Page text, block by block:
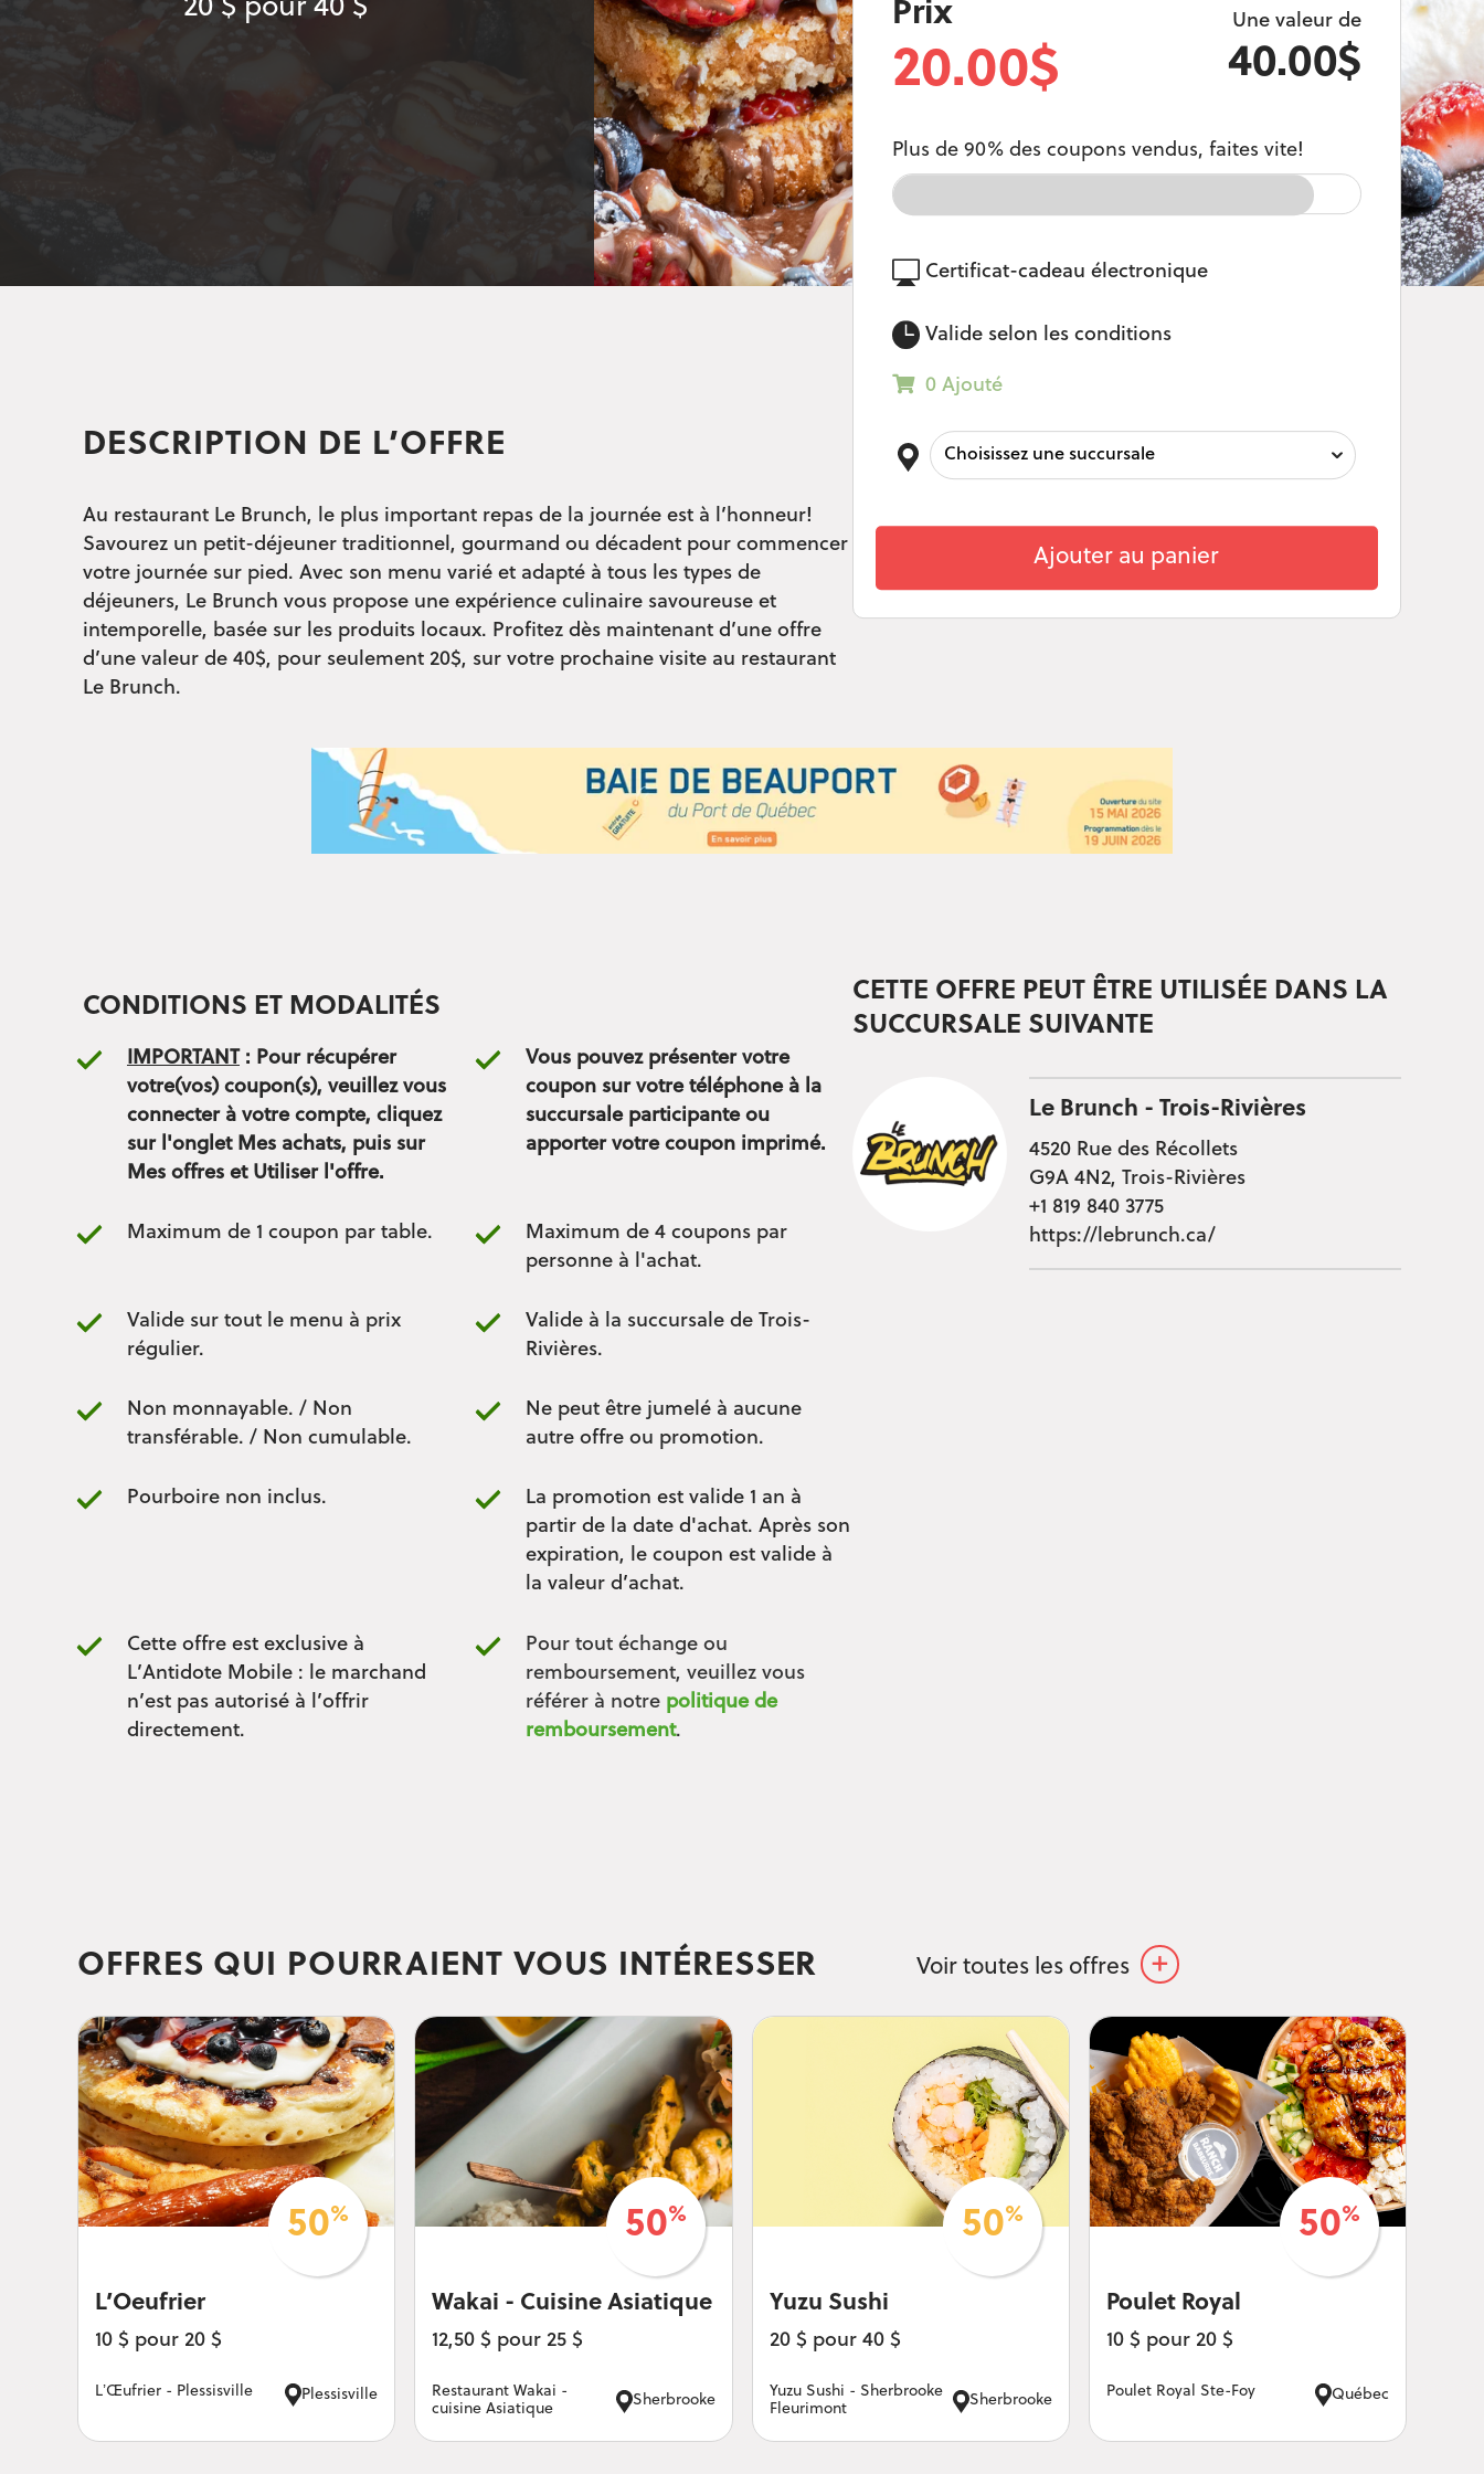
20 $ pour 40 $
DESCRIPTION DE L’OFFRE
Au restaurant Le Brunch, le plus important repas de la journée est à l’honneur!
Savourez un petit-déjeuner traditionnel, gourmand ou décadent pour commencer
votre journée sur pied. Avec son menu varié et adapté à tous les types de
déjeuners, Le Brunch vous propose une expérience culinaire savoureuse et
intemporelle, basée sur les produits locaux. Profitez dès maintenant d’une offre
d’une valeur de 40$, pour seulement 20$, sur votre prochaine visite au restaurant
Le Brunch.
Prix
20.00$
Une valeur de
40.00$
Plus de 90% des coupons vendus, faites vite!
Certificat-cadeau électronique
Valide selon les conditions
0 Ajouté
Ajouter au panier
CONDITIONS ET MODALITÉS
IMPORTANT: Pour récupérer
votre(vos) coupon(s), veuillez vous
connecter à votre compte, cliquez
sur l'onglet Mes achats, puis sur
Mes offres et Utiliser l'offre.
Vous pouvez présenter votre
coupon sur votre téléphone à la
succursale participante ou
apporter votre coupon imprimé.
Maximum de 1 coupon par table.
Maximum de 4 coupons par
personne à l'achat.
Valide sur tout le menu à prix
régulier.
Valide à la succursale de Trois-
Rivières.
Non monnayable. / Non
transférable. / Non cumulable.
Ne peut être jumelé à aucune
autre offre ou promotion.
Pourboire non inclus.
La promotion est valide 1 an à
partir de la date d'achat. Après son
expiration, le coupon est valide à
la valeur d’achat.
Cette offre est exclusive à
L’Antidote Mobile : le marchand
n’est pas autorisé à l’offrir
directement.
Pour tout échange ou
remboursement, veuillez vous
référer à notre politique de
remboursement.
CETTE OFFRE PEUT ÊTRE UTILISÉE DANS LA
SUCCURSALE SUIVANTE
Le Brunch - Trois-Rivières
4520 Rue des Récollets
G9A 4N2, Trois-Rivières
+1 819 840 3775
https://lebrunch.ca/
OFFRES QUI POURRAIENT VOUS INTÉRESSER Voir toutes les offres +
50%
L’Oeufrier
10 $ pour 20 $
L’Œufrier - Plessisville Plessisville
50%
Wakai - Cuisine Asiatique
12,50 $ pour 25 $
Restaurant Wakai -
cuisine Asiatique
Sherbrooke
50%
Yuzu Sushi
20 $ pour 40 $
Yuzu Sushi - Sherbrooke
Fleurimont
Sherbrooke
50%
Poulet Royal
10 $ pour 20 $
Poulet Royal Ste-Foy Québec